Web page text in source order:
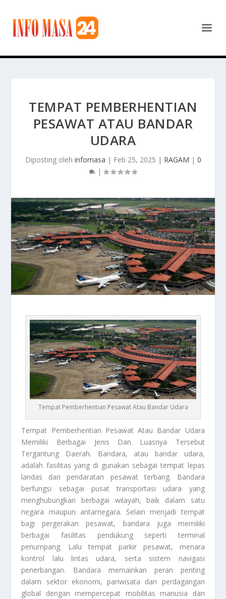
TEMPAT PEMBERHENTIAN
PESAWAT ATAU BANDAR
UDARA
Diposting oleh infomasa | Feb 25, 2025 | RAGAM | 0
|
Tempat Pemberhentian Pesawat Atau Bandar Udara
Tempat Pemberhentian PesawatAtau Bandar Udara
Memiliki Berbagai Jenis Dan Luasnya Tersebut
Tergantung Daerah. Bandara, atau bandar udara,
adalah fasilitas yang di gunakan sebagai tempat lepas
landas dan pendaratan pesawat terbang. Bandara
berfungsi sebagai pusat transportasi udara yang
menghubungkan berbagai wilayah, baik dalam satu
negara maupun antarnegara. Selain menjadi tempat
bagi pergerakan pesawat, bandara juga memiliki
berbagai fasilitas pendukung seperti terminal
penumpang. Lalu tempat parkir pesawat, menara
kontrol lalu lintas udara, serta sistem navigasi
penerbangan. Bandara memainkan peran penting
dalam sektor ekonomi, pariwisata dan perdagangan
global dengan mempercepat mobilitas manusia dan